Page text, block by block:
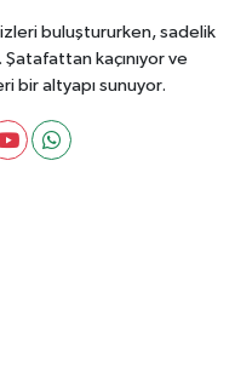
buluştururken, sadelik
kaçınıyor ve
bir altyapı sunuyor.